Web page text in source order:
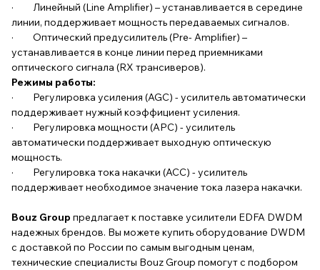
· Линейный (Line Amplifier) – устанавливается в середине
линии, поддерживает мощность передаваемых сигналов.
· Оптический предусилитель (Pre- Amplifier) –
устанавливается в конце линии перед приемниками
оптического сигнала (RX трансиверов).
Режимы работы:
· Регулировка усиления (AGC) - усилитель автоматически
поддерживает нужный коэффициент усиления.
· Регулировка мощности (APC) - усилитель
автоматически поддерживает выходную оптическую
мощность.
· Регулировка тока накачки (ACC) - усилитель
поддерживает необходимое значение тока лазера накачки.
Bouz Group предлагает к поставке усилители EDFA DWDM
надежных брендов. Вы можете купить оборудование DWDM
с доставкой по России по самым выгодным ценам,
технические специалисты Bouz Group помогут с подбором